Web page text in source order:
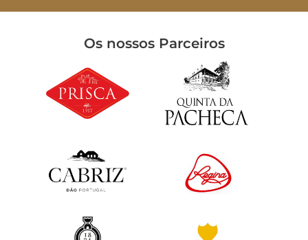
Os nossos Parceiros